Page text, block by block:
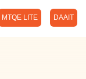
MTQE LITE DAAIT